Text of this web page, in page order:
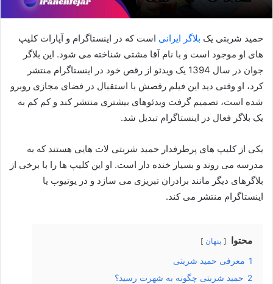
حمید شربتی یک بلاگر ایرانی است که در اینستاگرام و آپارات کلیپ
های او موجود است و با نام آقا مشتی شناخته می شود. این بلاگر
جوان در سال 1394 یک ویدئو از رقص خود در اینستاگرام منتشر
کرد، او وقتی دید این فیلم رقصش با استقبال در فضای مجازی روبرو
شده است، تصمیم گرفت ویدئوهای بیشتری منتشر کند و کم کم به
یک بلاگر فعال در اینستاگرام تبدیل شد.
یکی از کلیپ های پرطرفدار حمید شربتی لات هایی هستند که به
مدرسه می روند و بسیار خنده دار است. او این کلیپ ها را با برخی از
بلاگرهای دیگر مانند برادران تبریزی می سازد و در یوتیوب یا
اینستاگرام منتشر می کند.
محتوا پنهان
1 معرفی حمید شربتی
2 حمید شربتی چگونه به شهرت رسید؟